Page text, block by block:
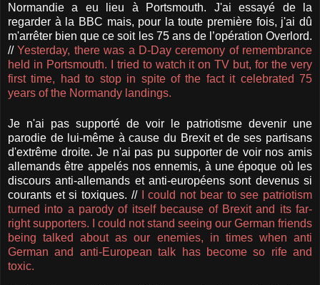
Normandie a eu lieu à Portsmouth. J'ai essayé de la
regarder à la BBC mais, pour la toute première fois, j'ai dû
m'arrêter bien que ce soit les 75 ans de l’opération Overlord.
//Yesterday, there was a D-Day ceremony of remembrance
held in Portsmouth. I tried to watch it on TV but, for the very
first time, had to stop in spite of the fact it celebrated 75
years of the Normandy landings.
Je n'ai pas supporté de voir le patriotisme devenir une
parodie de lui-même à cause du Brexit et de ses partisans
d'extrême droite. Je n'ai pas pu supporter de voir nos amis
allemands être appelés nos ennemis, à une époque où les
discours anti-allemands et anti-européens sont devenus si
courants et si toxiques. //
I could not bear to see patriotism
turned into a parody of itself because of Brexit and its far-
right supporters. I could not stand seeing our German friends
being talked about as our enemies, in times when anti
German and anti-European talk has become so rife and
toxic.